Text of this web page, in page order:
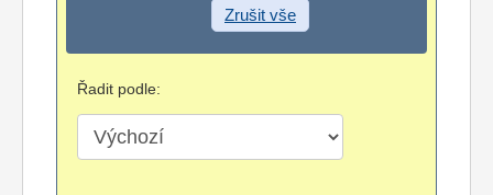
Zrušit vše
Řadit podle: